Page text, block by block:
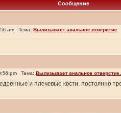
Сообщение
am Тема: Вылизывает анальное отверстие.
pm Тема: Вылизывает анальное отверстие.
и плечевые кости. постоянно